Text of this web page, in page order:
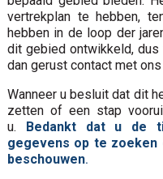
vertrekplan te hebben,
hebben in de loop der
dit gebied ontwikkeld,
dan gerust contact met
Wanneer u besluit dat dit
zetten of een stap
u. Bedankt dat u de
gegevens op te zoeken
beschouwen.